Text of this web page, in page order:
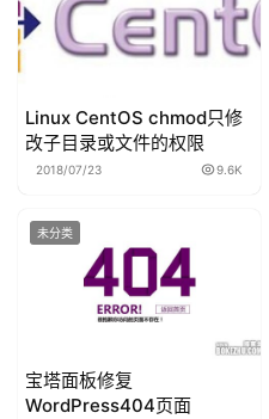
Linux CentOS chmod只修
改子目录或文件的权限
2018/07/23 9.6K
未分类
宝塔面板修复
WordPress404页面